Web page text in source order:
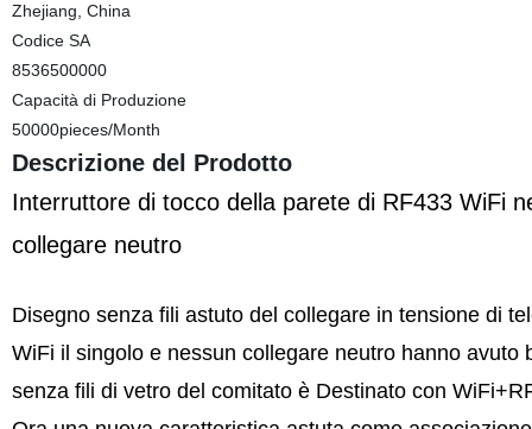
Zhejiang, China
Codice SA
8536500000
Capacità di Produzione
50000pieces/Month
Descrizione del Prodotto
Interruttore di tocco della parete di RF433 WiFi
collegare neutro
Disegno senza fili astuto del collegare in tensione di
WiFi il singolo e nessun collegare neutro hanno
senza fili di vetro del comitato è Destinato con